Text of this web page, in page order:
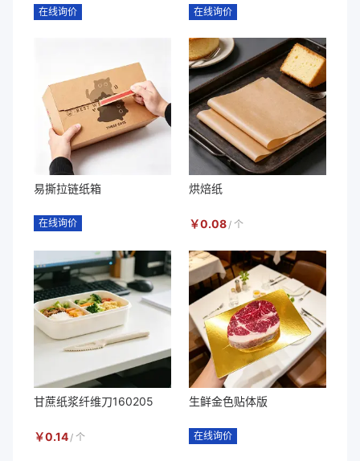
在线询价 在线询价
易撕拉链纸箱
在线询价
烘焙纸
￥0.08/ 个
甘蔗纸浆纤维刀160205
￥0.14/ 个
生鲜金色贴体版
在线询价